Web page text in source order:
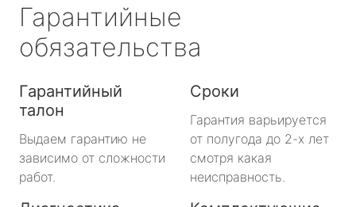
Гарантийные
обязательства
Гарантийный
талон
Выдаем гарантию не
зависимо от сложности
работ.
Сроки
Гарантия варьируется
от полугода до 2-х лет
смотря какая
неисправность.